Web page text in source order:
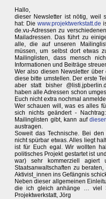
Hallo,
dieser Newsletter ist nötig, weil
hat: Diewww.projektwerkstatt.de
de.vu-Adressen zu
Mailadressen. Das führt zu
alle, die auf unseren
müssen, um selbst dort etwas
Mailinglisten, dass mensch
Informationen und Beiträge
Wer also diesen Newsletter
diese bitte umstellen. Der erste
aber statt bisher
haben alle Adressen schon
Euch nicht extra nochmal
Wer schauen will, was es alles
sich nichts geändert -
Mailinglisten gibt, kann auf
austragen.
Soweit das Technische. Bei
nicht spürbar etwas. Alles liegt
ist für Euch egal. Wir wollten
politisches Projekt gestartet ist
war) sehr kommerziell
Staatsanwaltschaften zu
Aktivist_innen ins Gefängnis
Neben dieser allgemeinen
die ich gleich anhänge … viel
Projektwerkstatt, Jörg